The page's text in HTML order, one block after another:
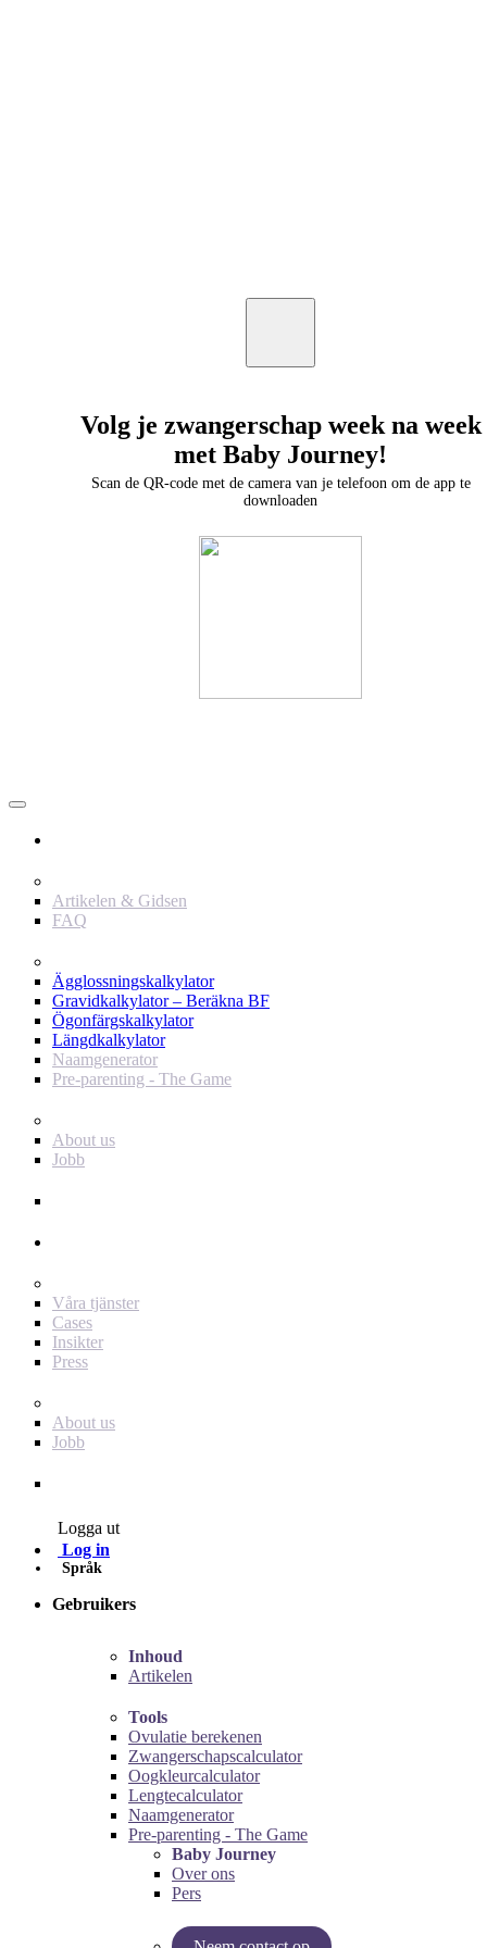
Volg je zwangerschap week na week
met Baby Journey!
Scan de QR-code met de camera van je telefoon om de app te
downloaden
Artikelen & Gidsen
FAQ
Ägglossningskalkylator
Gravidkalkylator – Beräkna BF
Ögonfärgskalkylator
Längdkalkylator
Naamgenerator
Pre-parenting - The Game
About us
Jobb
Våra tjänster
Cases
Insikter
Press
About us
Jobb
Logga ut
Log in
Språk
Gebruikers
Inhoud
Artikelen
Tools
Ovulatie berekenen
Zwangerschapscalculator
Oogkleurcalculator
Lengtecalculator
Naamgenerator
Pre-parenting - The Game
Baby Journey
Over ons
Pers